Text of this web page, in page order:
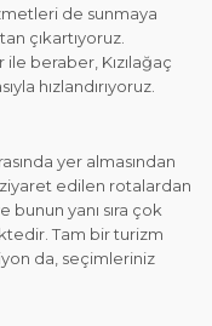
de sunmaya
çıkartıyoruz.
beraber, Kızılağaç
hızlandırıyoruz.
yer almasından
ziyaret edilen rotalardan
bunun yanı sıra çok
Tam bir turizm
da, seçimleriniz